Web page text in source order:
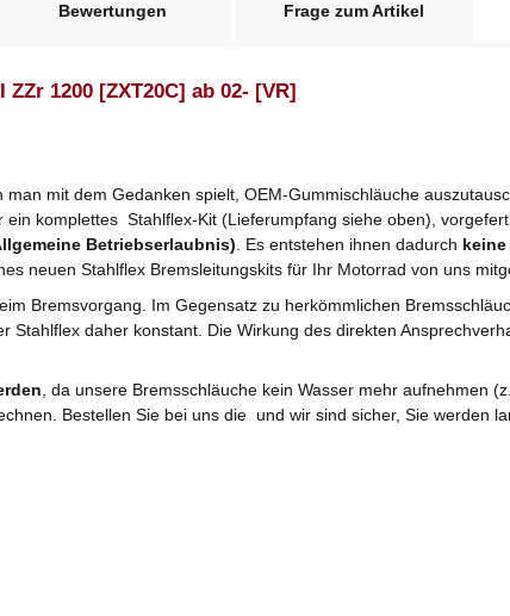
Bewertungen Frage zum Artikel
1200 [ZXT20C] ab 02- [VR]
man mit dem Gedanken spielt, OEM-Gummischläuche
komplettes Stahlflex-Kit (Lieferumpfang siehe oben),
Betriebserlaubnis) . Es entstehen ihnen dadurch
neuen Stahlflex Bremsleitungskits für Ihr Motorrad von uns
Bremsvorgang. Im Gegensatz zu herkömmlichen
daher konstant. Die Wirkung des direkten
, da unsere Bremsschläuche kein Wasser mehr aufnehmen
Bestellen Sie bei uns die und wir sind sicher, Sie werden